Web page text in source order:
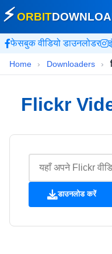
⚡ORBIT
फेसबुक वीडियो डाउनलोडर
Home › Downloaders ›
Flickr
डाउनलोड करें